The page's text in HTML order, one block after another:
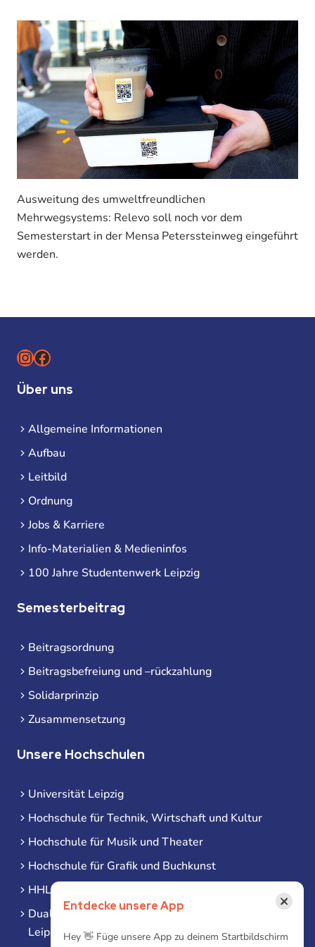
Ausweitung des umweltfreundlichen
Mehrwegsystems: Relevo soll noch vor dem
Semesterstart in der Mensa Peterssteinweg eingeführt
werden.
Instagram
Facebook
Über uns
Allgemeine Informationen
Aufbau
Leitbild
Ordnung
Jobs & Karriere
Info-Materialien & Medieninfos
100 Jahre Studentenwerk Leipzig
Semesterbeitrag
Beitragsordnung
Beitragsbefreiung und –rückzahlung
Solidarprinzip
Zusammensetzung
Unsere Hochschulen
Universität Leipzig
Hochschule für Technik, Wirtschaft und Kultur
Hochschule für Musik und Theater
Hochschule für Grafik und Buchkunst
HHL Leipzig
Duale Hochschule Sachsen (DHSN) am Standort
Leipzig
Entdecke unsere App ×
Hey 👋 Füge unsere App zu deinem Startbildschirm